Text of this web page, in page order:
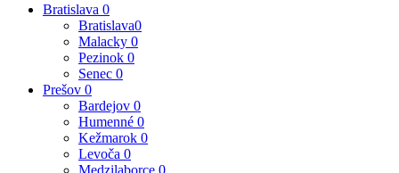
Bratislava 0
Bratislava0
Malacky 0
Pezinok 0
Senec 0
Prešov 0
Bardejov 0
Humenné 0
Kežmarok 0
Levoča 0
Medzilaborce 0